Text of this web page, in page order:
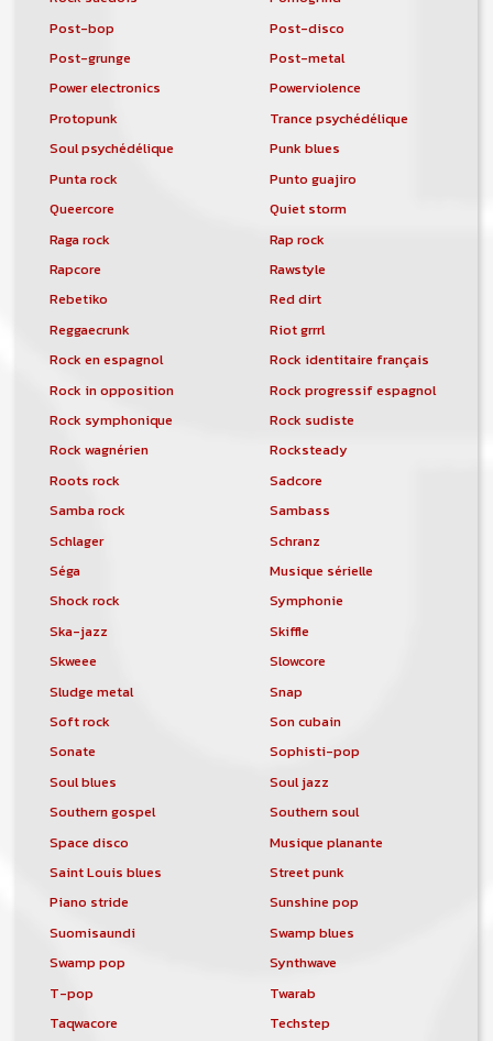
Post-bop
Post-disco
Post-grunge
Post-metal
Power electronics
Powerviolence
Protopunk
Trance psychédélique
Soul psychédélique
Punk blues
Punta rock
Punto guajiro
Queercore
Quiet storm
Raga rock
Rap rock
Rapcore
Rawstyle
Rebetiko
Red dirt
Reggaecrunk
Riot grrrl
Rock en espagnol
Rock identitaire français
Rock in opposition
Rock progressif espagnol
Rock symphonique
Rock sudiste
Rock wagnérien
Rocksteady
Roots rock
Sadcore
Samba rock
Sambass
Schlager
Schranz
Séga
Musique sérielle
Shock rock
Symphonie
Ska-jazz
Skiffle
Skweee
Slowcore
Sludge metal
Snap
Soft rock
Son cubain
Sonate
Sophisti-pop
Soul blues
Soul jazz
Southern gospel
Southern soul
Space disco
Musique planante
Saint Louis blues
Street punk
Piano stride
Sunshine pop
Suomisaundi
Swamp blues
Swamp pop
Synthwave
T-pop
Twarab
Taqwacore
Techstep